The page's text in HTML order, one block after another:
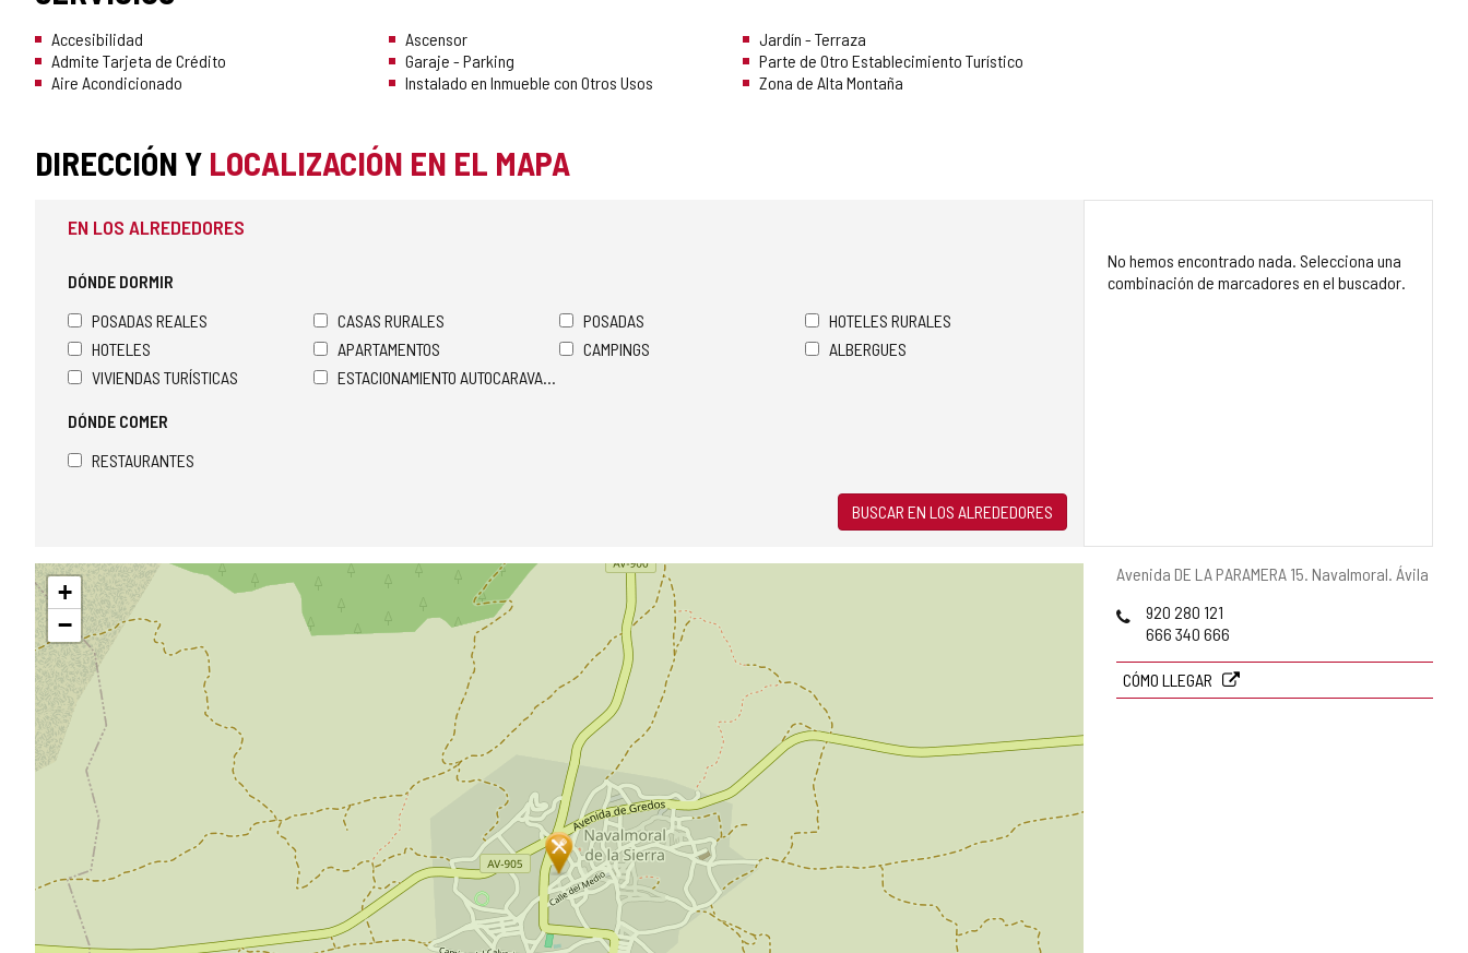
Accesibilidad
Admite Tarjeta de Crédito
Aire Acondicionado
Ascensor
Garaje - Parking
Instalado en Inmueble con Otros Usos
Jardín - Terraza
Parte de Otro Establecimiento Turístico
Zona de Alta Montaña
DIRECCIÓN Y LOCALIZACIÓN EN EL MAPA
Dirección
Avenida DE LA PARAMERA 15. Navalmoral. Ávila
Teléfonos
920 280 121
666 340 666
CÓMO LLEGAR
EN LOS ALREDEDORES
DÓNDE DORMIR
POSADAS REALES
CASAS RURALES POSADAS
HOTELES RURALES
HOTELES
APARTAMENTOS CAMPINGS
ALBERGUES
VIVIENDAS TURÍSTICAS
ESTACIONAMIENTO AUTOCARAVANAS
DÓNDE COMER
RESTAURANTES
BUSCAR EN LOS ALREDEDORES
No hemos encontrado nada. Selecciona una
combinación de marcadores en el buscador.
Saltar
mapa
+
−